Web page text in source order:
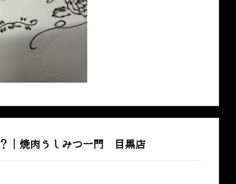
｜焼肉うしみつ一門 目黒店